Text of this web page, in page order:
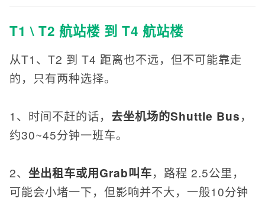
T1 \ T2 航站楼 到 T4 航站楼
从T1、T2 到 T4 距离也不远，但不可能靠走
的，只有两种选择。
1、时间不赶的话， 去坐机场的Shuttle Bus，
约30~45分钟一班车。
2、 坐出租车或用Grab叫车，路程 2.5公里，
可能会小堵一下，但影响并不大，一般10分钟